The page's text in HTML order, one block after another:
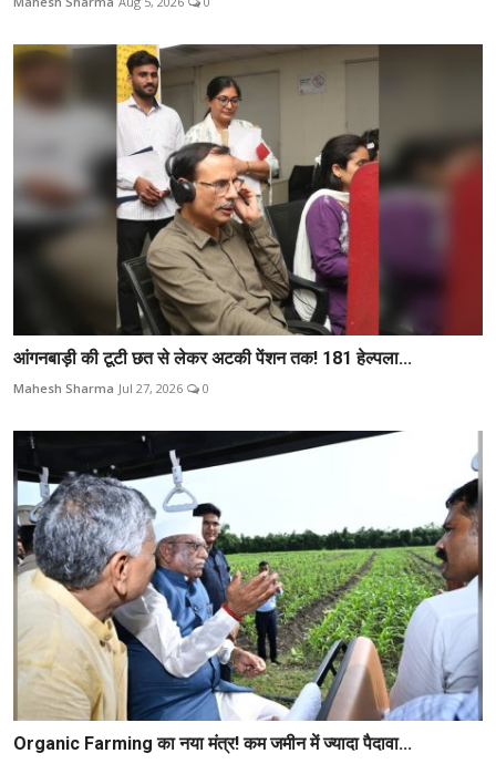
आंगनबाड़ी की टूटी छत से लेकर अटकी पेंशन तक! 181 हेल्पला...
Mahesh Sharma Jul 27, 2026 0
Organic Farming का नया मंत्र! कम जमीन में ज्यादा पैदावा...